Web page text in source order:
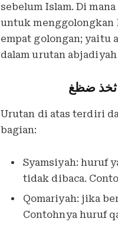
sebelum Islam. Di
untuk menggolongkan
empat golongan; yaitu
dalam urutan
ضظغ
Urutan di atas terdiri
bagian:
Syamsiyah: huruf
tidak dibaca.
Qomariyah: jika
Contohnya huruf